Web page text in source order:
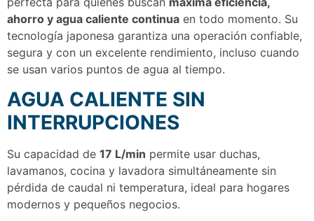
ahorro y agua caliente continua en todo momento. Su
tecnología japonesa garantiza una operación confiable,
segura y con un excelente rendimiento, incluso cuando
se usan varios puntos de agua al tiempo.
AGUA CALIENTE SIN
INTERRUPCIONES
Su capacidad de 17 L/min permite usar duchas,
lavamanos, cocina y lavadora simultáneamente sin
pérdida de caudal ni temperatura, ideal para hogares
modernos y pequeños negocios.